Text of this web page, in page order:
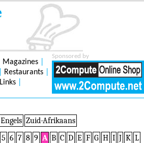
Sponsored by
Magazines
Restaurants
Links
Engels Zuid-Afrikaans
5 6 7 8 9 A B C D E F G H I J K L